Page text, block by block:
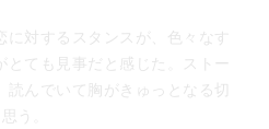
に対するスタンスが、色々なす
とても見事だと感じた。ストー
読んでいて胸がきゅっとなる切
う。